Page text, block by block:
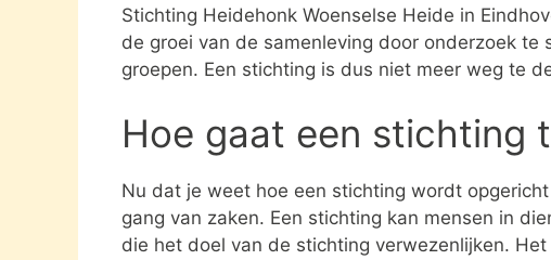
Stichting Heidehonk Woenselse Heide in
de groei van de samenleving door onderzoek te
groepen. Een stichting is dus niet meer weg te
Hoe gaat een stichting
Nu dat je weet hoe een stichting wordt
gang van zaken. Een stichting kan mensen in
die het doel van de stichting verwezenlijken.